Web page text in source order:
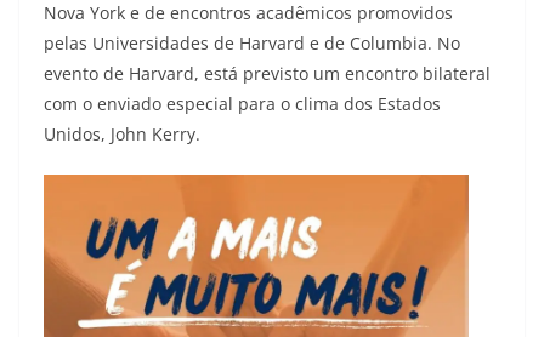
Nova York e de encontros acadêmicos promovidos
pelas Universidades de Harvard e de Columbia. No
evento de Harvard, está previsto um encontro bilateral
com o enviado especial para o clima dos Estados
Unidos, John Kerry.